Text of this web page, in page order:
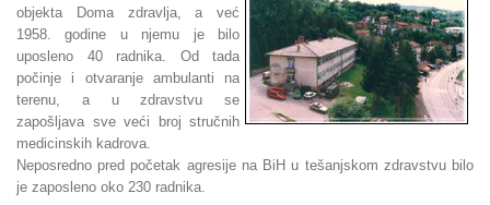
objekta Doma zdravlja, a već
1958. godine u njemu je bilo
uposleno 40 radnika. Od tada
počinje i otvaranje ambulanti na
terenu, a u zdravstvu se
zapošljava sve veći broj stručnih
medicinskih kadrova.
Neposredno pred početak agresije na BiH u tešanjskom zdravstvu bilo
je zaposleno oko 230 radnika.